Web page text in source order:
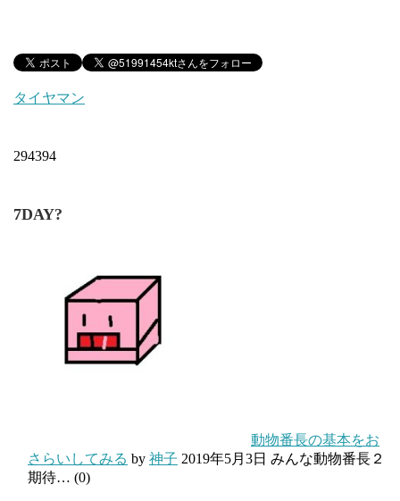
タイヤマン
294394
7DAY?
動物番長の基本をお
さらいしてみる by 神子 2019年5月3日 みんな動物番長２
期待… (0)